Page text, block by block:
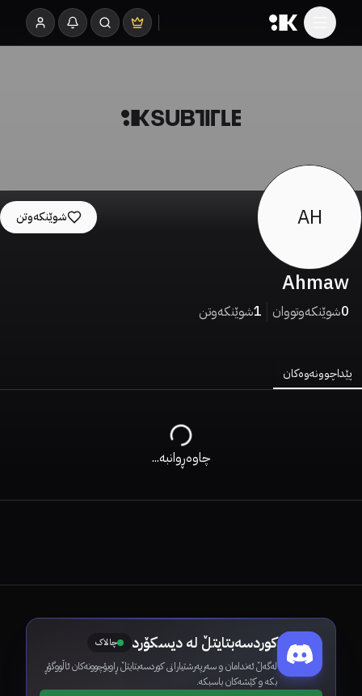
AH
Ahmaw
0شوێنکەوتووان 1شوێنکەوتن
شوێنکەوتن
پێداچوونەوەکان
چاوەڕوانبە...
کوردسەبتایتڵ لە دیسکۆرد چالاک
لەگەڵ ئەندامان و سەرپەرشتیارانی کوردسەبتایتڵ ڕاوبۆچوونەکان ئاڵووگۆڕ
بکە و کێشەکان باسبکە.